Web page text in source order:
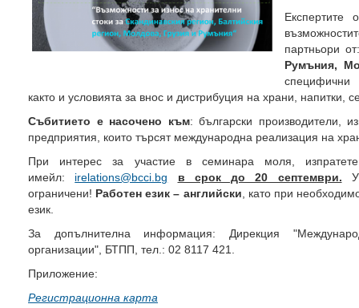
Експертите
партньори
Румъния,
специфични
както и условията за внос и дистрибуция на храни, напитки,
Събитието е насочено към: български производители,
предприятия, които търсят международна реализация на
При интерес за участие в семинара моля,
имейл: irelations@bcci.bg в срок до 20 септември.
ограничени! Работен език – английски , като при
език.
За допълнителна информация: Дирекция
организации", БТПП, тел.: 02 8117 421.
Приложение:
Регистрационна карта